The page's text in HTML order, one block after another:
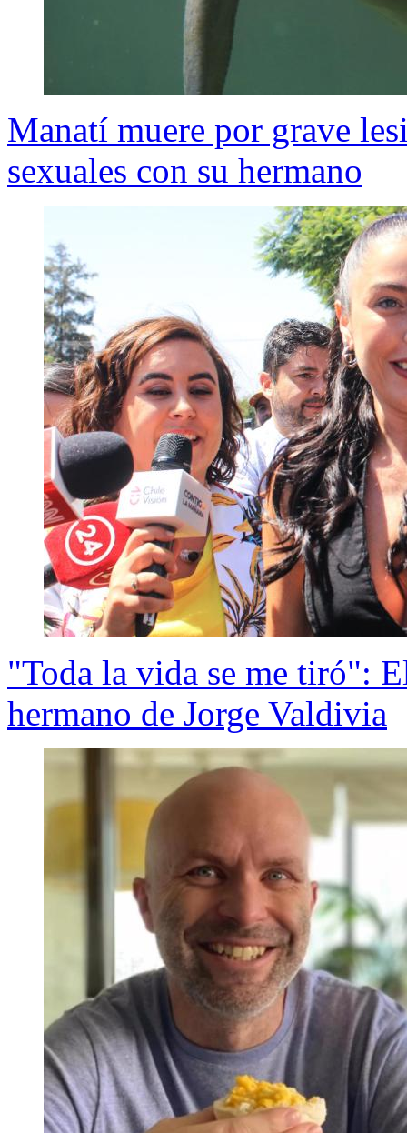
Manatí muere por grave
sexuales con su hermano
"Toda la vida se me tiró":
hermano de Jorge Valdivia